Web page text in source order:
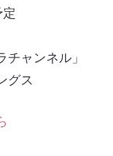
予定
ャンネル」
グス